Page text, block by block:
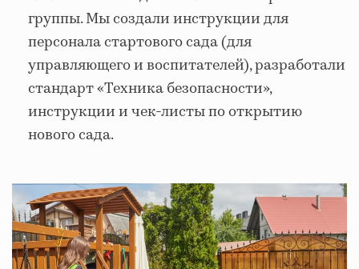
группы. Мы создали инструкции для
персонала стартового сада (для
управляющего и воспитателей), разработали
стандарт «Техника безопасности»,
инструкции и чек-листы по открытию
нового сада.